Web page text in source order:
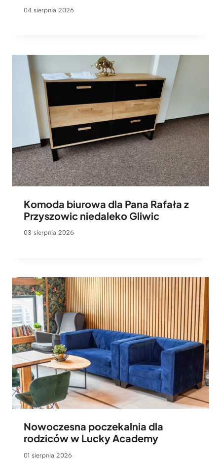
04 sierpnia 2026
Komoda biurowa dla Pana Rafała z
Przyszowic niedaleko Gliwic
03 sierpnia 2026
Nowoczesna poczekalnia dla
rodziców w Lucky Academy
01 sierpnia 2026